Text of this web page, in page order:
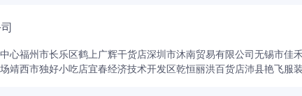
心福州市长乐区鹤上广辉干货店深圳市沐南贸易有限公司无锡市佳
靖西市独好小吃店宜春经济技术开发区乾恒丽洪百货店沛县艳飞服